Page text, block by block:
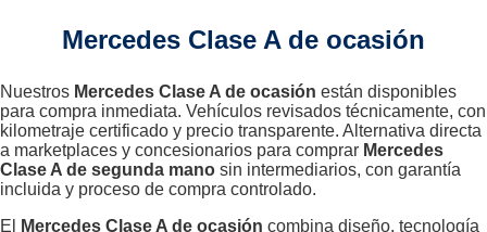
Mercedes Clase A de ocasión
Nuestros Mercedes Clase A de ocasión están disponibles
para compra inmediata. Vehículos revisados técnicamente, con
kilometraje certificado y precio transparente. Alternativa directa
a marketplaces y concesionarios para comprar Mercedes
Clase A de segunda mano sin intermediarios, con garantía
incluida y proceso de compra controlado.
El
Mercedes Clase A de ocasión combina diseño, tecnología